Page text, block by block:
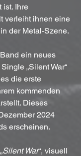
ist. Ihre
verleiht ihnen eine
der Metal-Szene.
ein neues
„Silent War“
die erste
kommenden
Dieses
2024
erscheinen.
Silent War“, visuell